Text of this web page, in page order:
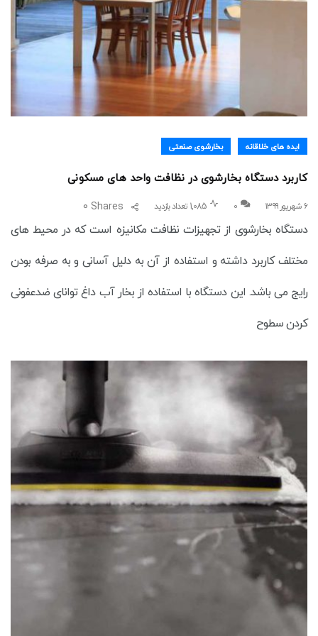
ایده های خلاقانه بخارشوی صنعتی
کاربرد دستگاه بخارشوی در نظافت واحد های مسکونی
۶ شهریور ۱۳۹۹ 0 1,085 تعداد بازدید Shares
0
دستگاه بخارشوی از تجهیزات نظافت مکانیزه است که در محیط های
مختلف کاربرد داشته و استفاده از آن به دلیل آسانی و به صرفه بودن
رایج می باشد. این دستگاه با استفاده از بخار آب داغ توانای ضدعفونی
کردن سطوح